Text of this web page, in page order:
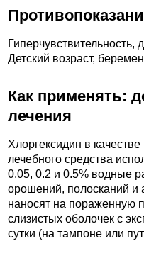
Детский возраст,
Как применять:
лечения
Хлоргексидин в
лечебного средства
0.05, 0.2 и 0.5% водные
орошений, полосканий и
наносят на пораженную
слизистых оболочек с
сутки (на тампоне или